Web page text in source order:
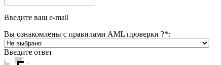
Введите ваш e-mail
Вы ознакомлены с правилами AML проверки ?*:
Введите ответ